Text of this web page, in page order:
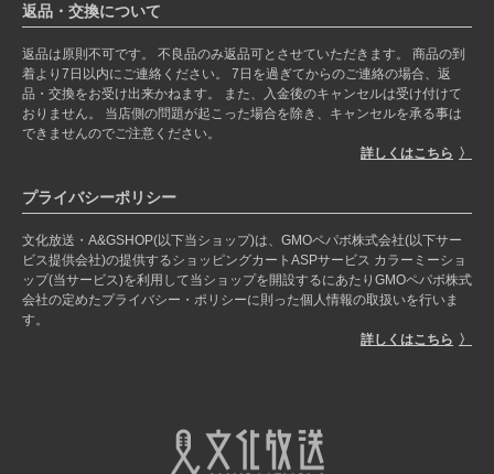
返品・交換について
返品は原則不可です。 不良品のみ返品可とさせていただきます。 商品の到
着より7日以内にご連絡ください。 7日を過ぎてからのご連絡の場合、返
品・交換をお受け出来かねます。 また、入金後のキャンセルは受け付けて
おりません。 当店側の問題が起こった場合を除き、キャンセルを承る事は
できませんのでご注意ください。
詳しくはこちら
プライバシーポリシー
文化放送・A&GSHOP(以下当ショップ)は、GMOペパボ株式会社(以下サー
ビス提供会社)の提供するショッピングカートASPサービス カラーミーショ
ップ(当サービス)を利用して当ショップを開設するにあたりGMOペパボ株式
会社の定めたプライバシー・ポリシーに則った個人情報の取扱いを行いま
す。
詳しくはこちら